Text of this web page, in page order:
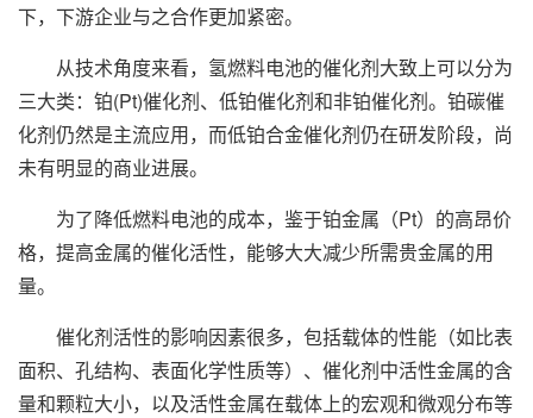
下，下游企业与之合作更加紧密。
从技术角度来看，氢燃料电池的催化剂大致上可以分为
三大类：铂(Pt)催化剂、低铂催化剂和非铂催化剂。铂碳催
化剂仍然是主流应用，而低铂合金催化剂仍在研发阶段，尚
未有明显的商业进展。
为了降低燃料电池的成本，鉴于铂金属（Pt）的高昂价
格，提高金属的催化活性，能够大大减少所需贵金属的用
量。
催化剂活性的影响因素很多，包括载体的性能（如比表
面积、孔结构、表面化学性质等）、催化剂中活性金属的含
量和颗粒大小，以及活性金属在载体上的宏观和微观分布等